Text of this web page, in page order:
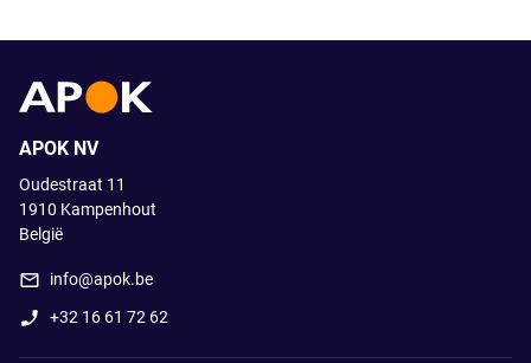
APOK NV
Oudestraat 11
1910 Kampenhout
België
info@apok.be
+32 16 61 72 62